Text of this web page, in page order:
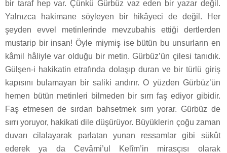
bir taraf hep var. Çünkü Gürbüz vaz eden bir yazar değil.
Yalnızca hakimane söyleyen bir hikâyeci de değil. Her
şeyden evvel metinlerinde mevzubahis ettiği dertlerden
mustarip bir insan! Öyle miymiş ise bütün bu unsurların en
kâmil hâliyle var olduğu bir metin. Gürbüz’ün çilesi tanıdık.
Gülşen-i hakikatin etrafında dolaşıp duran ve bir türlü giriş
kapısını bulamayan bir saliki andırır. O yüzden Gürbüz’ün
hemen bütün metinleri bilmeden bir sırrı faş ediyor gibidir.
Faş etmesen de sırdan bahsetmek sırrı yorar. Gürbüz de
sırrı yoruyor, hakikati dile düşürüyor. Büyüklerin çoğu zaman
duvarı cilalayarak parlatan yunan ressamlar gibi sükût
ederek ya da Cevâmi’ul Kelîm’in mirasçısı olarak